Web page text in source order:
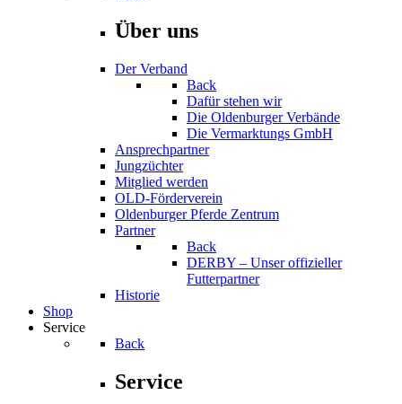
Über uns
Der Verband
Back
Dafür stehen wir
Die Oldenburger Verbände
Die Vermarktungs GmbH
Ansprechpartner
Jungzüchter
Mitglied werden
OLD-Förderverein
Oldenburger Pferde Zentrum
Partner
Back
DERBY – Unser offizieller
Futterpartner
Historie
Shop
Service
Back
Service